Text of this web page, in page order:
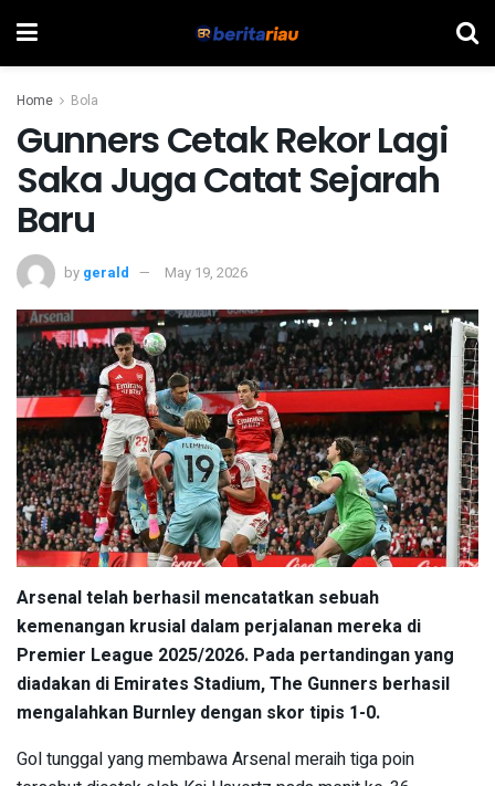
Home Bola
Gunners Cetak Rekor Lagi
Saka Juga Catat Sejarah
Baru
by gerald May 19, 2026
Arsenal telah berhasil mencatatkan sebuah
kemenangan krusial dalam perjalanan mereka di
Premier League 2025/2026. Pada pertandingan yang
diadakan di Emirates Stadium, The Gunners berhasil
mengalahkan Burnley dengan skor tipis 1-0.
Gol tunggal yang membawa Arsenal meraih tiga poin